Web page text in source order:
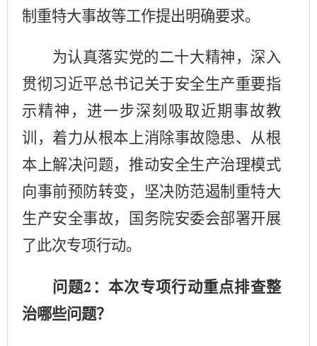
制重特大事故等工作提出明确要求。
为认真落实党的二十大精神，深入
贯彻习近平总书记关于安全生产重要指
示精神，进一步深刻吸取近期事故教
训，着力从根本上消除事故隐患、从根
本上解决问题，推动安全生产治理模式
向事前预防转变，坚决防范遏制重特大
生产安全事故，国务院安委会部署开展
了此次专项行动。
问题2 ：本次专项行动重点排查整
治哪些问题？